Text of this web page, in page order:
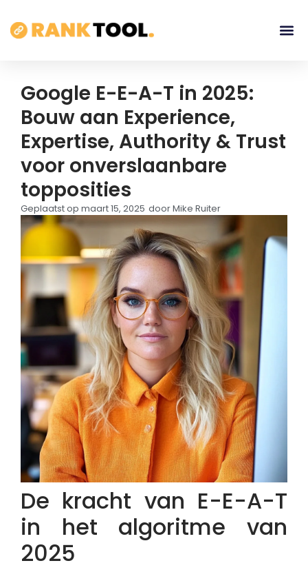
Google E-E-A-T in 2025:
Bouw aan Experience,
Expertise, Authority & Trust
voor onverslaanbare
topposities
Geplaatst op maart 15, 2025 doorMike Ruiter
De kracht van E-E-A-T
in het algoritme van
2025